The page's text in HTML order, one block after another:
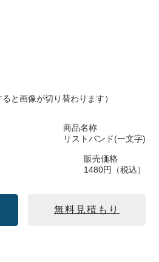
と画像が切り替わります）
商品名称
リストバンド(一文字)
販売価格
1480円（税込）
無料見積もり